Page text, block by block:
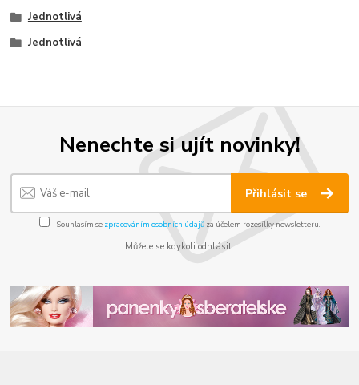
Jednotlivá
Jednotlivá
Nenechte si ujít novinky!
Přihlásit se
Souhlasím se zpracováním osobních údajůza účelem rozesílky newsletteru.
Můžete se kdykoli odhlásit.